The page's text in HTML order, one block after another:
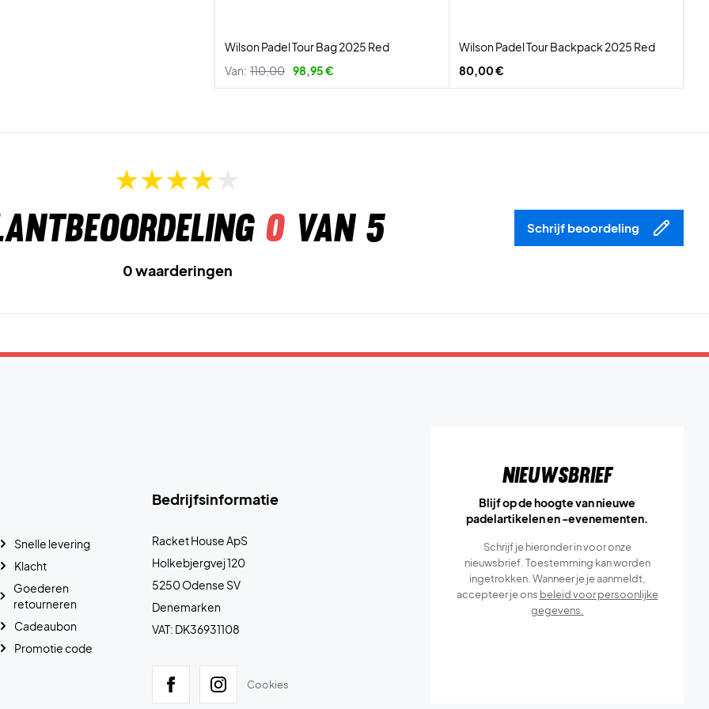
Wilson Padel Tour Bag 2025 Red
Van: 110,00 98,95 €
Wilson Padel Tour Backpack 2025 Red
80,00 €
0van 5 Schrijf beoordeling
0 waarderingen
Bedrijfsinformatie
Racket House ApS
Holkebjergvej 120
5250 Odense SV
Denemarken
VAT: DK36931108
Cookies
Snelle levering
Klacht
Goederen
retourneren
Cadeaubon
Promotie code
Nieuwsbrief
Blijf op de hoogte van nieuwe
padelartikelen en -evenementen.
Schrijf je hieronder in voor onze
nieuwsbrief. Toestemming kan worden
ingetrokken. Wanneer je je aanmeldt,
accepteer je ons beleid voor persoonlijke
gegevens.